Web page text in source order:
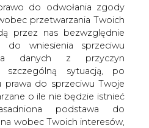
do odwołania zgody
przetwarzania Twoich
przez nas bezwzględnie
do wniesienia sprzeciwu
danych z przyczyn
sytuacją, po
prawa do sprzeciwu Twoje
o ile nie będzie istnieć
podstawa do
wobec Twoich interesów,
Naftowe i
unieważniło
czerwca
ciągu roku 2 mld m
na zasadach
informację w serwisie e-